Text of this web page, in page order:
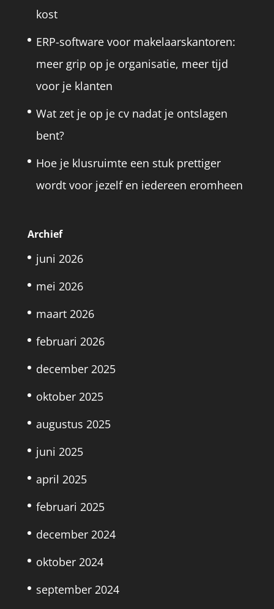
kost
ERP-software voor makelaarskantoren:
meer grip op je organisatie, meer tijd
voor je klanten
Wat zet je op je cv nadat je ontslagen
bent?
Hoe je klusruimte een stuk prettiger
wordt voor jezelf en iedereen eromheen
Archief
juni 2026
mei 2026
maart 2026
februari 2026
december 2025
oktober 2025
augustus 2025
juni 2025
april 2025
februari 2025
december 2024
oktober 2024
september 2024